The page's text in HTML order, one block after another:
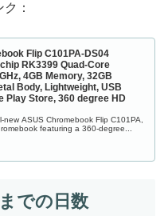
：
Flip C101PA-DS04
RK3399 Quad-Core
4GB Memory, 32GB
Body, Lightweight, USB
Play Store, 360 degree HD
new ASUS Chromebook Flip C101PA,
featuring a 360-degree...
での日数